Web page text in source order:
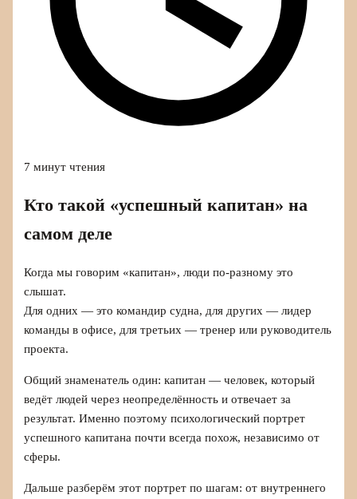
7 минут чтения
Кто такой «успешный капитан» на
самом деле
Когда мы говорим «капитан», люди по-разному это
слышат.
Для одних — это командир судна, для других — лидер
команды в офисе, для третьих — тренер или руководитель
проекта.
Общий знаменатель один: капитан — человек, который
ведёт людей через неопределённость и отвечает за
результат. Именно поэтому психологический портрет
успешного капитана почти всегда похож, независимо от
сферы.
Дальше разберём этот портрет по шагам: от внутреннего